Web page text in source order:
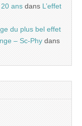
ans dans L’effet
du plus bel effet
– Sc-Phy dans